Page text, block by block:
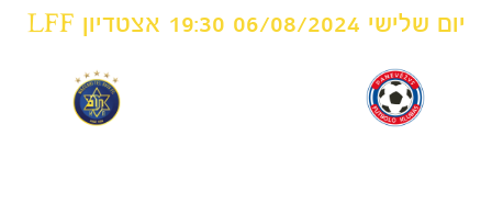
יום שלישי 06/08/2024 19:30 אצטדיון LFF